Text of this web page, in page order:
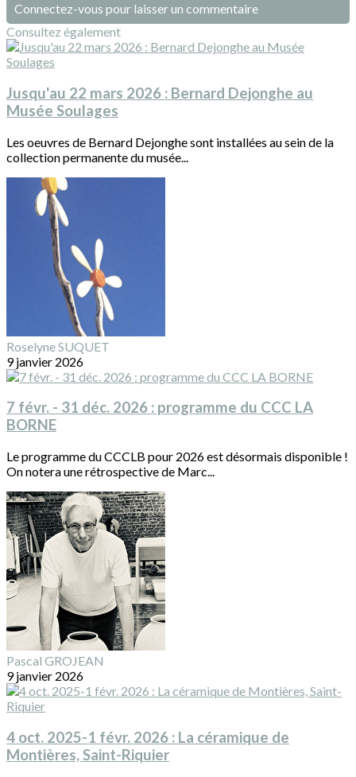
Connectez-vous pour laisser un commentaire
Consultez également
Jusqu'au 22 mars 2026 : Bernard Dejonghe au
Musée Soulages
Les oeuvres de Bernard Dejonghe sont installées au sein de la
collection permanente du musée...
Roselyne SUQUET
9 janvier 2026
7 févr. - 31 déc. 2026 : programme du CCC LA
BORNE
Le programme du CCCLB pour 2026 est désormais disponible !
On notera une rétrospective de Marc...
Pascal GROJEAN
9 janvier 2026
4 oct. 2025-1 févr. 2026 : La céramique de
Montières, Saint-Riquier